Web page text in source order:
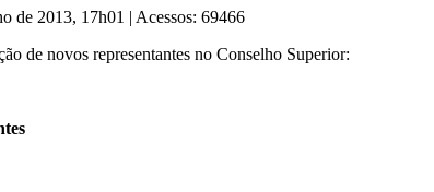
de 2013, 17h01 | Acessos: 69466
de novos representantes no Conselho Superior: